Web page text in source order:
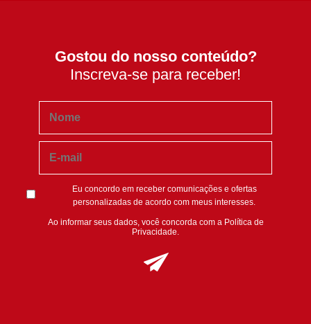
Gostou do nosso conteúdo?
Inscreva-se para receber!
Eu concordo em receber comunicações e ofertas
personalizadas de acordo com meus interesses.
Ao informar seus dados, você concorda com a Política de
Privacidade